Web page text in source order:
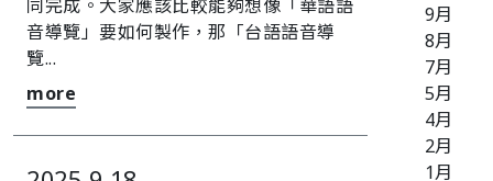
同完成。大家應該比較能夠想像「華語語
音導覽」要如何製作，那「台語語音導
覽...
more
9月
8月
7月
5月
4月
2月
1月